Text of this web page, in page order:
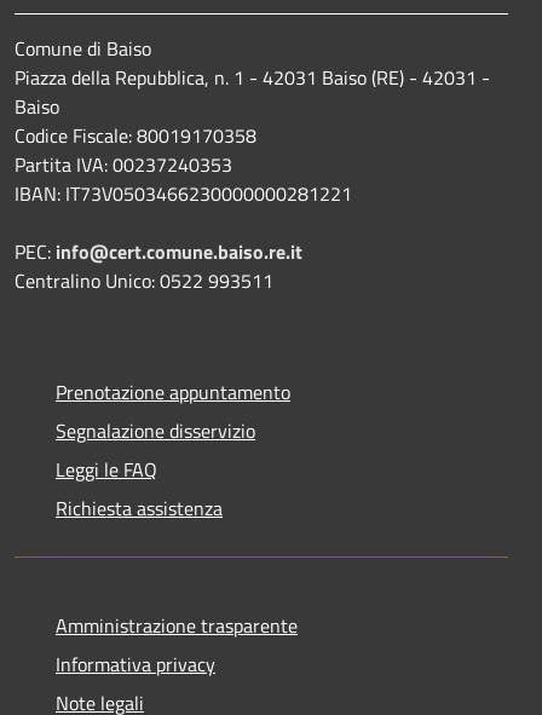
Comune di Baiso
Piazza della Repubblica, n. 1 - 42031 Baiso (RE) - 42031 -
Baiso
Codice Fiscale: 80019170358
Partita IVA: 00237240353
IBAN: IT73V0503466230000000281221
PEC: info@cert.comune.baiso.re.it
Centralino Unico: 0522 993511
Prenotazione appuntamento
Segnalazione disservizio
Leggi le FAQ
Richiesta assistenza
Amministrazione trasparente
Informativa privacy
Note legali